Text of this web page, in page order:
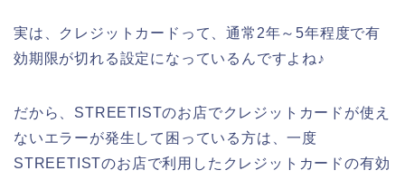
実は、クレジットカードって、通常2年～5年程度で有
効期限が切れる設定になっているんですよね♪
だから、STREETISTのお店でクレジットカードが使え
ないエラーが発生して困っている方は、一度
STREETISTのお店で利用したクレジットカードの有効